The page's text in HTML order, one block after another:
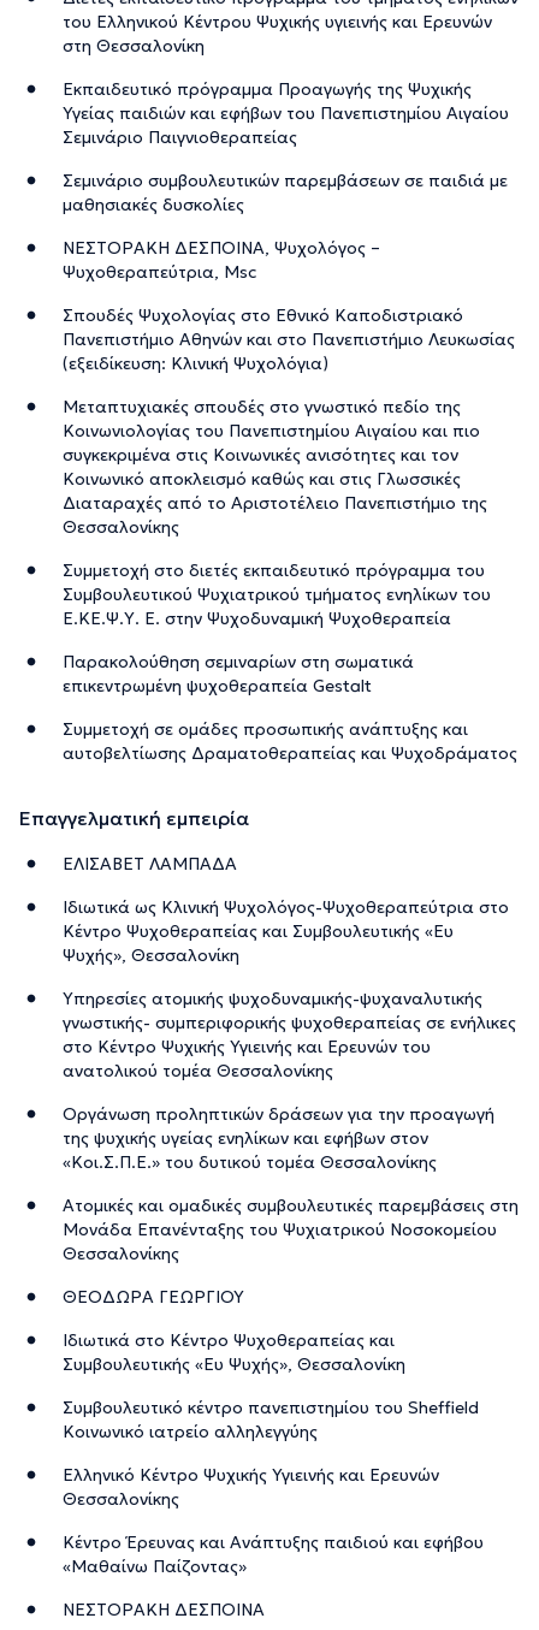
του Ελληνικού Κέντρου Ψυχικής υγιεινής και Ερευνών
στη Θεσσαλονίκη
Εκπαιδευτικό πρόγραμμα Προαγωγής της Ψυχικής
Υγείας παιδιών και εφήβων του Πανεπιστημίου Αιγαίου
Σεμινάριο Παιγνιοθεραπείας
Σεμινάριο συμβουλευτικών παρεμβάσεων σε παιδιά με
μαθησιακές δυσκολίες
ΝΕΣΤΟΡΑΚΗ ΔΕΣΠΟΙΝΑ, Ψυχολόγος –
Ψυχοθεραπεύτρια, Msc
Σπουδές Ψυχολογίας στο Εθνικό Καποδιστριακό
Πανεπιστήμιο Αθηνών και στο Πανεπιστήμιο Λευκωσίας
(εξειδίκευση: Κλινική Ψυχολόγια)
Μεταπτυχιακές σπουδές στο γνωστικό πεδίο της
Κοινωνιολογίας του Πανεπιστημίου Αιγαίου και πιο
συγκεκριμένα στις Κοινωνικές ανισότητες και τον
Κοινωνικό αποκλεισμό καθώς και στις Γλωσσικές
Διαταραχές από το Αριστοτέλειο Πανεπιστήμιο της
Θεσσαλονίκης
Συμμετοχή στο διετές εκπαιδευτικό πρόγραμμα του
Συμβουλευτικού Ψυχιατρικού τμήματος ενηλίκων του
Ε.ΚΕ.Ψ.Υ. Ε. στην Ψυχοδυναμική Ψυχοθεραπεία
Παρακολούθηση σεμιναρίων στη σωματικά
επικεντρωμένη ψυχοθεραπεία Gestalt
Συμμετοχή σε ομάδες προσωπικής ανάπτυξης και
αυτοβελτίωσης Δραματοθεραπείας και Ψυχοδράματος
Επαγγελματική εμπειρία
ΕΛΙΣΑΒΕΤ ΛΑΜΠΑΔΑ
Ιδιωτικά ως Κλινική Ψυχολόγος-Ψυχοθεραπεύτρια στο
Κέντρο Ψυχοθεραπείας και Συμβουλευτικής «Ευ
Ψυχής», Θεσσαλονίκη
Υπηρεσίες ατομικής ψυχοδυναμικής-ψυχαναλυτικής
γνωστικής- συμπεριφορικής ψυχοθεραπείας σε ενήλικες
στο Κέντρο Ψυχικής Υγιεινής και Ερευνών του
ανατολικού τομέα Θεσσαλονίκης
Οργάνωση προληπτικών δράσεων για την προαγωγή
της ψυχικής υγείας ενηλίκων και εφήβων στον
«Κοι.Σ.Π.Ε.» του δυτικού τομέα Θεσσαλονίκης
Ατομικές και ομαδικές συμβουλευτικές παρεμβάσεις στη
Μονάδα Επανένταξης του Ψυχιατρικού Νοσοκομείου
Θεσσαλονίκης
ΘΕΟΔΩΡΑ ΓΕΩΡΓΙΟΥ
Ιδιωτικά στο Κέντρο Ψυχοθεραπείας και
Συμβουλευτικής «Ευ Ψυχής», Θεσσαλονίκη
Συμβουλευτικό κέντρο πανεπιστημίου του Sheffield
Κοινωνικό ιατρείο αλληλεγγύης
Ελληνικό Κέντρο Ψυχικής Υγιεινής και Ερευνών
Θεσσαλονίκης
Κέντρο Έρευνας και Ανάπτυξης παιδιού και εφήβου
«Μαθαίνω Παίζοντας»
ΝΕΣΤΟΡΑΚΗ ΔΕΣΠΟΙΝΑ